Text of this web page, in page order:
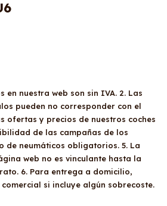
en nuestra web son sin IVA. 2. Las
pueden no corresponder con el
ofertas y precios de nuestros coches
de las campañas de los
de neumáticos obligatorios. 5. La
web no es vinculante hasta la
6. Para entrega a domicilio,
si incluye algún sobrecoste.